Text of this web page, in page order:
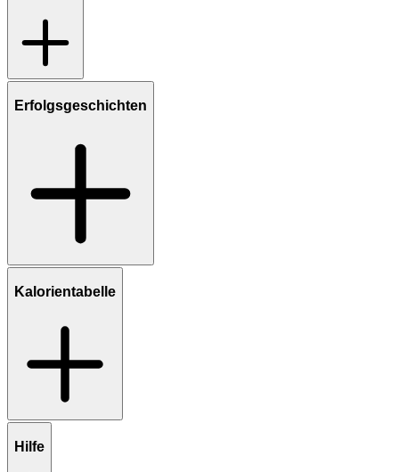
Erfolgsgeschichten
Kalorientabelle
Hilfe